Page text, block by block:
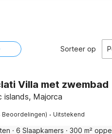
Sorteer op
Villa met zwembad
islands, Majorca
Beoordelingen) · Uitstekend
· 6 Slaapkamers · 300 m²